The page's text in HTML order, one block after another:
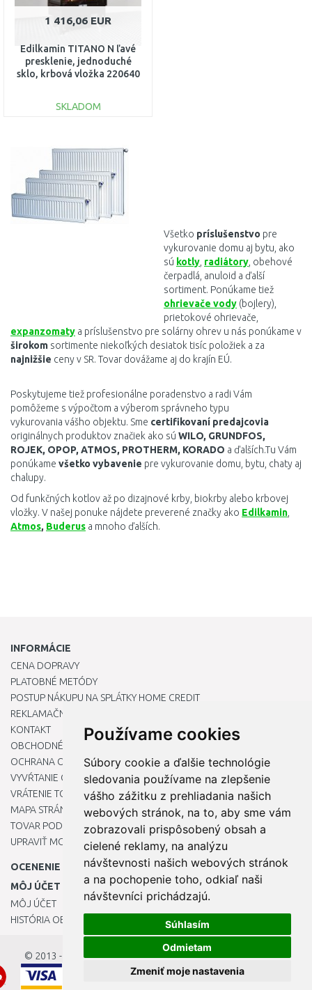
Používame cookies
Súbory cookie a ďalšie technológie
sledovania používame na zlepšenie
vášho zážitku z prehliadania našich
webových stránok, na to, aby sme vám
zobrazovali prispôsobený obsah a
cielené reklamy, na analýzu
návštevnosti našich webových stránok
a na pochopenie toho, odkiaľ naši
návštevníci prichádzajú.
Súhlasím
Odmietam
Zmeniť moje nastavenia
1 416,06 EUR
Edilkamin TITANO N ľavé
presklenie, jednoduché
sklo, krbová vložka 220640
SKLADOM
Všetko príslušenstvo pre
vykurovanie domu aj bytu, ako
sú kotly radiátory , obehové
čerpadlá, anuloid a ďalší
sortiment. Ponúkame tiež
ohrievače vody (bojlery),
prietokové ohrievače,
expanzomaty a príslušenstvo pre solárny ohrev u nás ponúkame v
širokom sortimente niekoľkých desiatok tisíc položiek a za
najnižšie ceny v SR. Tovar dovážame aj do krajín EÚ.
Poskytujeme tiež profesionálne poradenstvo a radi Vám
pomôžeme s výpočtom a výberom správneho typu
vykurovania vášho objektu. Sme certifikovaní predajcovia
originálnych produktov značiek ako sú WILO, GRUNDFOS,
ROJEK, OPOP, ATMOS, PROTHERM, KORADO a ďalších.Tu Vám
ponúkame všetko vybavenie pre vykurovanie domu, bytu, chaty aj
chalupy.
Od funkčných kotlov až po dizajnové krby, biokrby alebo krbovej
vložky. V našej ponuke nájdete preverené značky ako Edilkamin
Atmos, Buderus a mnoho ďalších.
INFORMÁCIE
CENA DOPRAVY
PLATOBNÉ METÓDY
POSTUP NÁKUPU NA SPLÁTKY HOME CREDIT
REKLAMAČNÝ PORIADOK
KONTAKT
OBCHODNÉ PODMIENKY
OCHRANA OSOBNÝCH ÚDAJOV
VYVŔTANIE OTVORU DO DREZU PRE KUCHYNSKÚ BATÉRIU
VRÁTENIE TOVARU / REKLAMÁCIE
MAPA STRÁNOK
TOVAR PODĽA ZNAČIEK
UPRAVIŤ MOJE PREDVOĽBY COOKIES
OCENENIE
MÔJ ÚČET
MÔJ ÚČET
HISTÓRIA OBJEDNÁVOK
© 2013 - 2026OKmarket.sk